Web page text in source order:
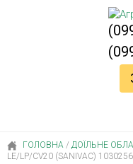
ГОЛОВНА / ДОЇЛЬНЕ
LЕ/LP/CV20 (SANIVAC) 1030256